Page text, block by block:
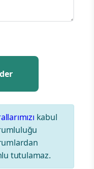
kabul
tutulamaz.